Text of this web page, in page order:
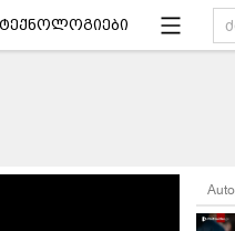
ტექნოლოგიები